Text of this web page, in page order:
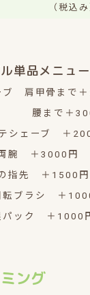
み
単品メニュー
ブ 肩甲骨まで
で＋
シェーブ ＋
腕 ＋3000円
指先 ＋1500円
転ブラシ ＋
パック ＋1000
ング